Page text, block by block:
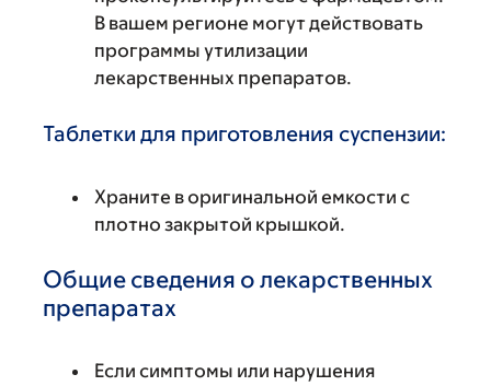
В вашем регионе могут действовать
программы утилизации
лекарственных препаратов.
Таблетки для приготовления суспензии:
Храните в оригинальной емкости с
плотно закрытой крышкой.
Общие сведения о лекарственных
препаратах
Если симптомы или нарушения